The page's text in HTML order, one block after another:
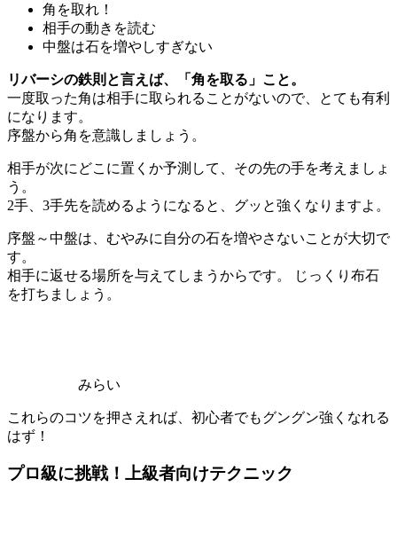
角を取れ！
相手の動きを読む
中盤は石を増やしすぎない
リバーシの鉄則と言えば、「角を取る」こと。
一度取った角は相手に取られることがないので、とても有利
になります。
序盤から角を意識しましょう。
相手が次にどこに置くか予測して、その先の手を考えましょ
う。
2手、3手先を読めるようになると、グッと強くなりますよ。
序盤～中盤は、むやみに自分の石を増やさないことが大切で
す。
相手に返せる場所を与えてしまうからです。 じっくり布石
を打ちましょう。
みらい
これらのコツを押さえれば、初心者でもグングン強くなれる
はず！
プロ級に挑戦！上級者向けテクニック